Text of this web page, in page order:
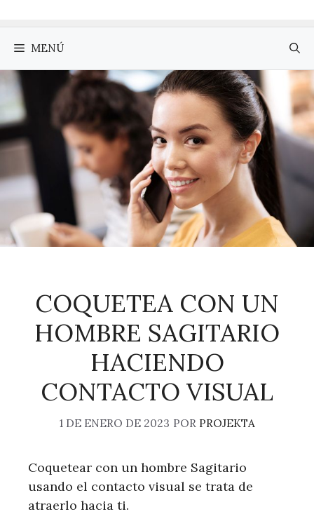
MENÚ
COQUETEA CON UN
HOMBRE SAGITARIO
HACIENDO
CONTACTO VISUAL
1 DE ENERO DE 2023 POR PROJEKTA
Coquetear con un hombre Sagitario
usando el contacto visual se trata de
atraerlo hacia ti.